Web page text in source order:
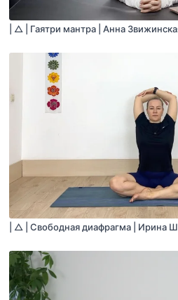
| △ | Гаятри мантра | Анна
| △ | Свободная диафрагма | Ирина